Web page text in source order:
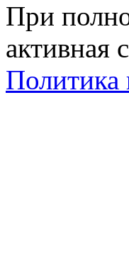
При
активная
Политика